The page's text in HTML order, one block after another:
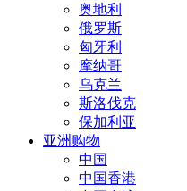
奥地利
俄罗斯
匈牙利
摩纳哥
乌克兰
斯洛伐克
保加利亚
亚洲购物
中国
中国香港